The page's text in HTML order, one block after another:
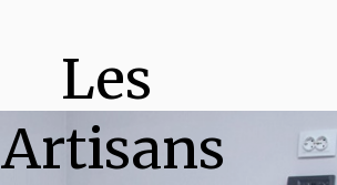
Les
Artisans